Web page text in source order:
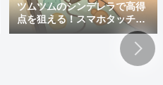
ツムツムのシンデレラで高得
点を狙える！スマホタッチペ
ン